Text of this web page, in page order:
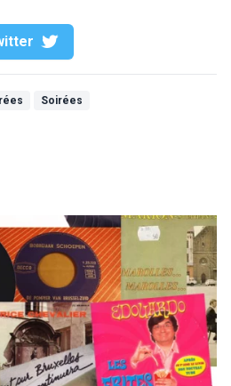
Soirées
consacrées à Bruxelles